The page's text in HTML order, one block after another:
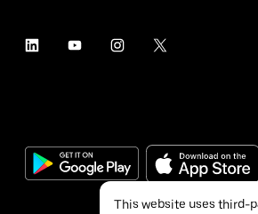
This website uses third-